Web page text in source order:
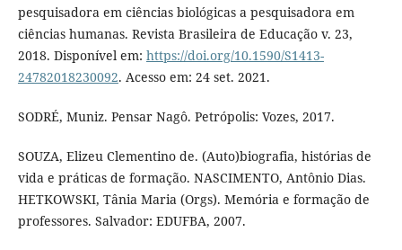
pesquisadora em ciências biológicas a pesquisadora em
ciências humanas. Revista Brasileira de Educação v. 23,
2018. Disponível em: https://doi.org/10.1590/S1413-
24782018230092. Acesso em: 24 set. 2021.
SODRÉ, Muniz. Pensar Nagô. Petrópolis: Vozes, 2017.
SOUZA, Elizeu Clementino de. (Auto)biografia, histórias de
vida e práticas de formação. NASCIMENTO, Antônio Dias.
HETKOWSKI, Tânia Maria (Orgs). Memória e formação de
professores. Salvador: EDUFBA, 2007.